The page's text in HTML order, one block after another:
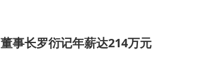
事长罗衍记年薪达214万元